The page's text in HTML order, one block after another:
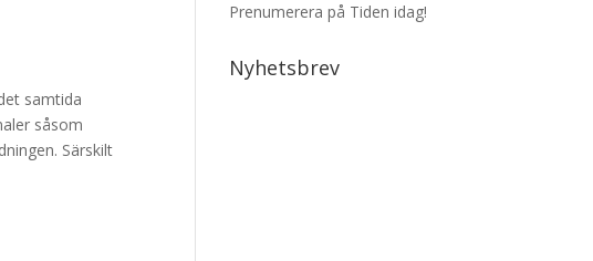
samtida
såsom
Särskilt
Prenumerera på Tiden idag!
Nyhetsbrev